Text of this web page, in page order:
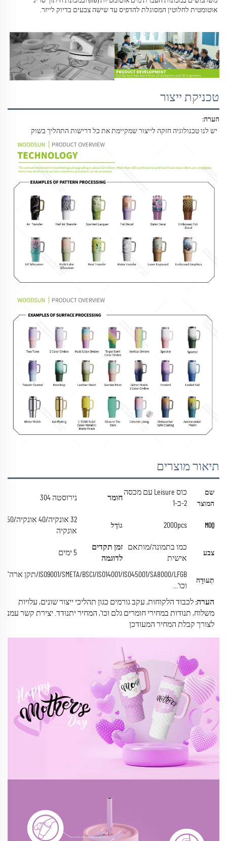
אוטומטית לחלוטין המסוגלת להדפיס עד שישה צבעים בדיוק לייזר.
טכניקת ייצור
הערה:
יש לנו טכנולוגיה חזקה לייצור שמקיימת את כל דרישות התהליך בשוק
תיאור מוצרים
שם
המוצר
כוס Leisure עם מכסה
2-ב-1
חומר נירוסטה 304
MOQ
2000pcs גוֹדֶל
32 אונקיה/40 אונקיה/50
אונקיה
צבע
כמו בתמונה/מותאם
אישית
זמן תקדים
לדוגמה
5 ימים
תְעוּדָה
ISO9001/SMETA/BSCI/ISO14001/ISO45001/SA8000/LFGB/תקן ארה"ב
וכו'...
הערה: לכבוד הלקוחות, עקב גורמים כגון תהליכי ייצור שונים, עלויות
משלוח, תנודות במחירי חומרים גלם וכו', המחיר יתנודד.יצירת קשר עמנו
לצורך קבלת המחיר המעודכן